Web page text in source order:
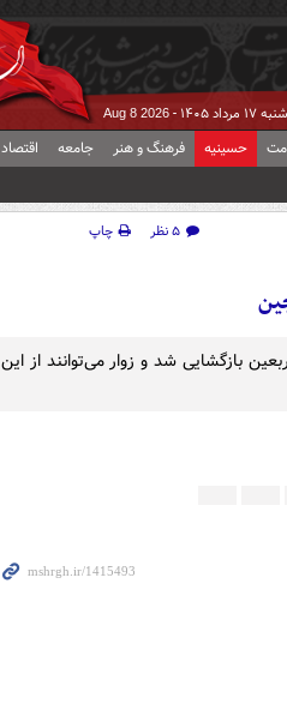
شنبه ۱۷ مرداد ۱۴۰۵ - Aug 8 2026
حسینیه فرهنگ و هنر جامعه اقتصاد
۵ نظر
چاپ
دوشنبه ( ۱۴ شهریور ۱۴۰۱) به روی زائران اربعین بازگشایی شد و زوار می‌توانند از این